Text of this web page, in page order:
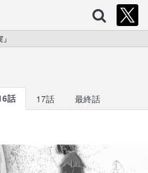
話 17話 最終話